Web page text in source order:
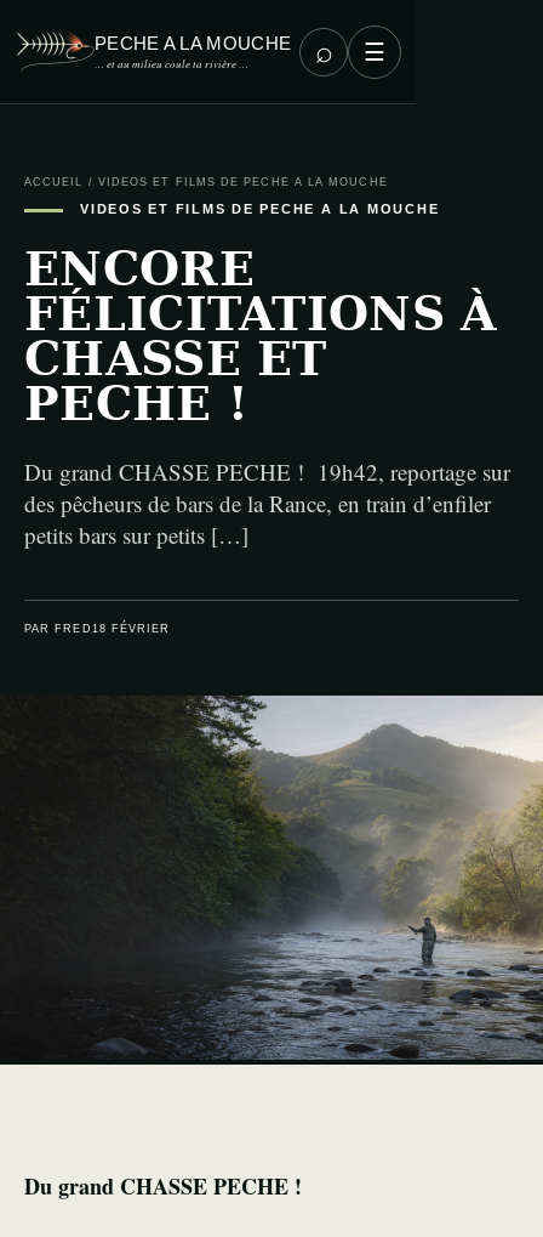
PECHE A LA MOUCHE
… et au milieu coule ta rivière … ⌕ ☰
ACCUEIL / VIDEOS ET FILMS DE PECHE A LA MOUCHE
VIDEOS ET FILMS DE PECHE A LA MOUCHE
ENCORE
FÉLICITATIONS À
CHASSE ET
PECHE !
Du grand CHASSE PECHE ! 19h42, reportage sur
des pêcheurs de bars de la Rance, en train d’enfiler
petits bars sur petits […]
PAR FRED 18 FÉVRIER
Du grand CHASSE PECHE !